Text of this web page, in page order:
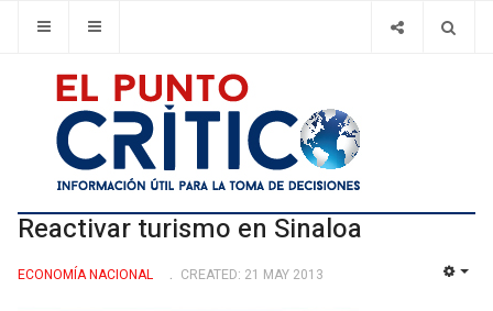
Reactivar turismo en Sinaloa
ECONOMÍ­A NACIONAL CREATED: 21 MAY 2013